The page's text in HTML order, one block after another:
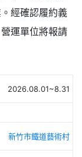
經確認履約義
運單位將報請
2026.08.01~8.31
新竹市鐵道藝術村